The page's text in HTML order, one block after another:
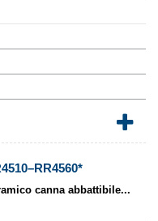
canna abbattibile...